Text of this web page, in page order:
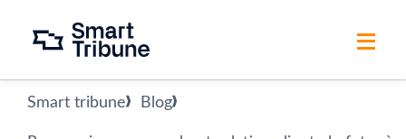
Smart tribune Blog